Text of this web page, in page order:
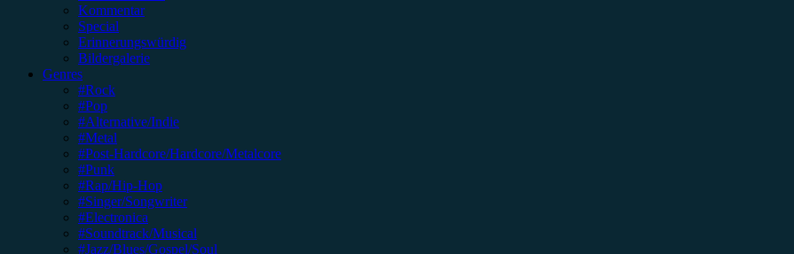
Kommentar
Special
Erinnerungswürdig
Bildergalerie
Genres
#Rock
#Pop
#Alternative/Indie
#Metal
#Post-Hardcore/Hardcore/Metalcore
#Punk
#Rap/Hip-Hop
#Singer/Songwriter
#Electronica
#Soundtrack/Musical
#Jazz/Blues/Gospel/Soul